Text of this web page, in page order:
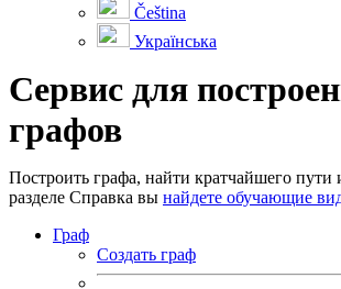
Čeština
Українська
Cервис для
графов
Построить графа, найти кратчайшего пути
разделе Справка вы найдете обучающие
Граф
Создать граф